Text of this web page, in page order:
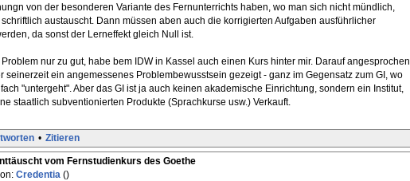
von der besonderen Variante des Fernunterrichts haben, wo man sich nicht mündlich,
austauscht. Dann müssen aben auch die korrigierten Aufgaben ausführlicher
da sonst der Lerneffekt gleich Null ist.
nur zu gut, habe bem IDW in Kassel auch einen Kurs hinter mir. Darauf angesprochen,
seinerzeit ein angemessenes Problembewusstsein gezeigt - ganz im Gegensatz zum GI, wo
"untergeht". Aber das GI ist ja auch keinen akademische Einrichtung, sondern ein Institut,
staatlich subventionierten Produkte (Sprachkurse usw.) Verkauft.
• Zitieren
vom Fernstudienkurs des Goethe
Credentia ()